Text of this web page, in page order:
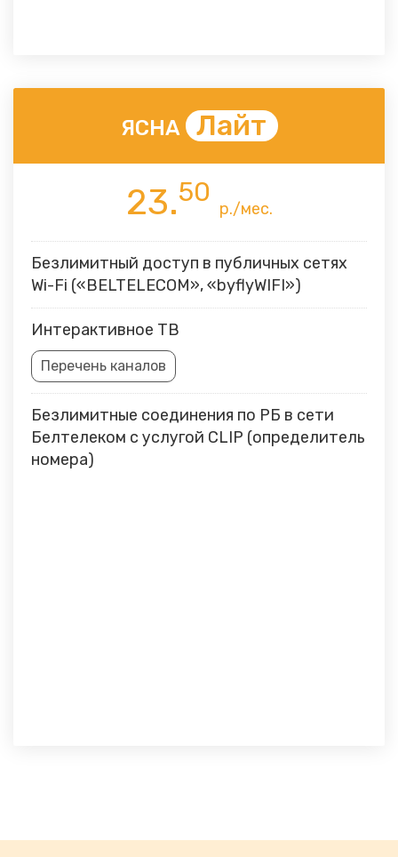
ЯСНА Лайт
23.50
р./мес.
Безлимитный доступ в публичных сетях
Wi-Fi («BELTELECOM», «byflyWIFI»)
Интерактивное ТВ
Перечень каналов
Безлимитные соединения по РБ в сети
Белтелеком с услугой CLIP (определитель
номера)